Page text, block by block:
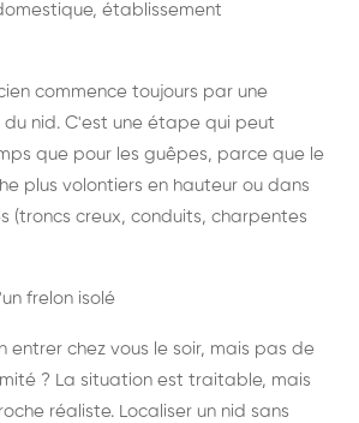
établissement
commence toujours par une
du nid. C'est une étape qui peut
que pour les guêpes, parce que le
plus volontiers en hauteur ou dans
(troncs creux, conduits, charpentes
frelon isolé
entrer chez vous le soir, mais pas de
? La situation est traitable, mais
réaliste. Localiser un nid sans